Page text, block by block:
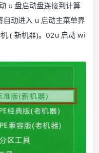
u 盘启动盘连接到计算
动进入 u 启动主菜单界
( 新机器)。02u 启动 wi